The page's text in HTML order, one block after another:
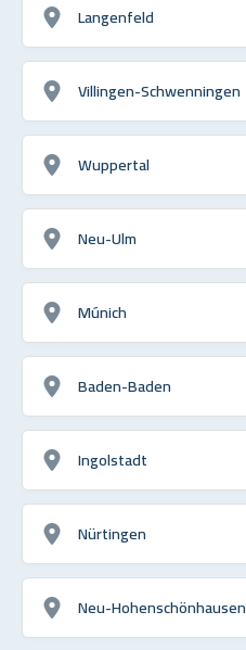
Langenfeld
Villingen-Schwenningen
Wuppertal
Neu-Ulm
Múnich
Baden-Baden
Ingolstadt
Nürtingen
Neu-Hohenschönhausen